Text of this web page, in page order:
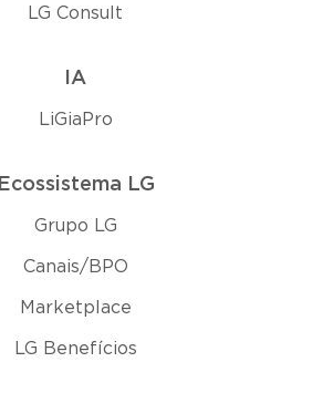
LG Consult
IA
LiGiaPro
Ecossistema LG
Grupo LG
Canais/BPO
Marketplace
LG Benefícios